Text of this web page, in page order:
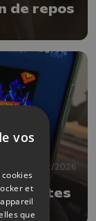
de repos
03/02/2026
artistes
!
vos
et
que